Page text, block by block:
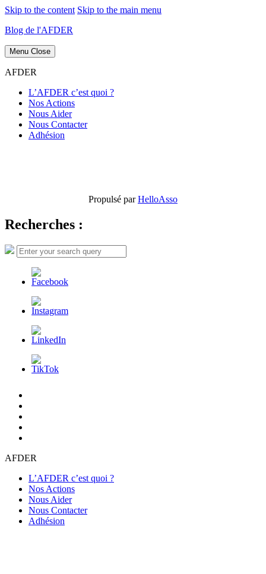
Skip to the content Skip to the main menu
Blog de l'AFDER
Menu Close
AFDER
L’AFDER c’est quoi ?
Nos Actions
Nous Aider
Nous Contacter
Adhésion
Propulsé parHelloAsso
Recherches :
Search
for:
Search
AFDER
L’AFDER c’est quoi ?
Nos Actions
Nous Aider
Nous Contacter
Adhésion